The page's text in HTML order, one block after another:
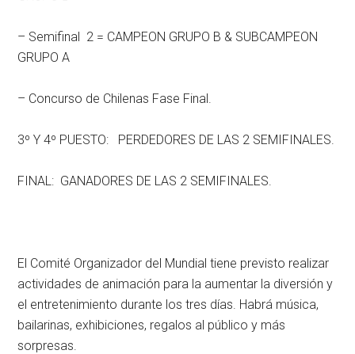
– Semifinal 2 = CAMPEON GRUPO B & SUBCAMPEON
GRUPO A
– Concurso de Chilenas Fase Final.
3º Y 4º PUESTO: PERDEDORES DE LAS 2 SEMIFINALES.
FINAL: GANADORES DE LAS 2 SEMIFINALES.
El Comité Organizador del Mundial tiene previsto realizar
actividades de animación para la aumentar la diversión y
el entretenimiento durante los tres días. Habrá música,
bailarinas, exhibiciones, regalos al público y más
sorpresas.